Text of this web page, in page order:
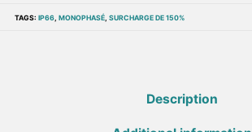
TAGS:IP66 ,MONOPHASÉ ,SURCHARGE DE 150%
Description